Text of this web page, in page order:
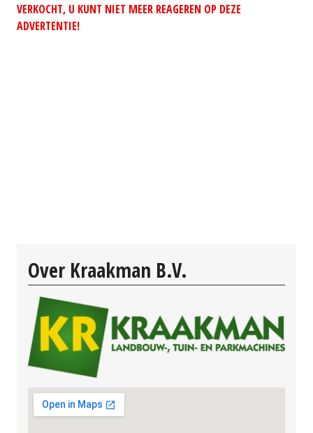
VERKOCHT, U KUNT NIET MEER REAGEREN OP DEZE
ADVERTENTIE!
Over Kraakman B.V.